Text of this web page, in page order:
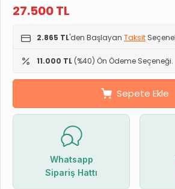
27.500TL
2.865 TL'den Başlayan Taksit
11.000 TL (%40) Ön Ödeme Seçeneği.
Sepete Ekle
Whatsapp
Sipariş Hattı